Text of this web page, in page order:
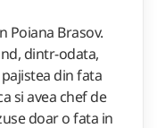
Poiana Brasov.
dintr-odata,
din fata
si avea chef de
doar o fata in